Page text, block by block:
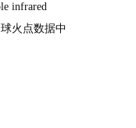
infrared
火点数据中